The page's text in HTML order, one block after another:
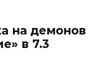
на демонов
в 7.3